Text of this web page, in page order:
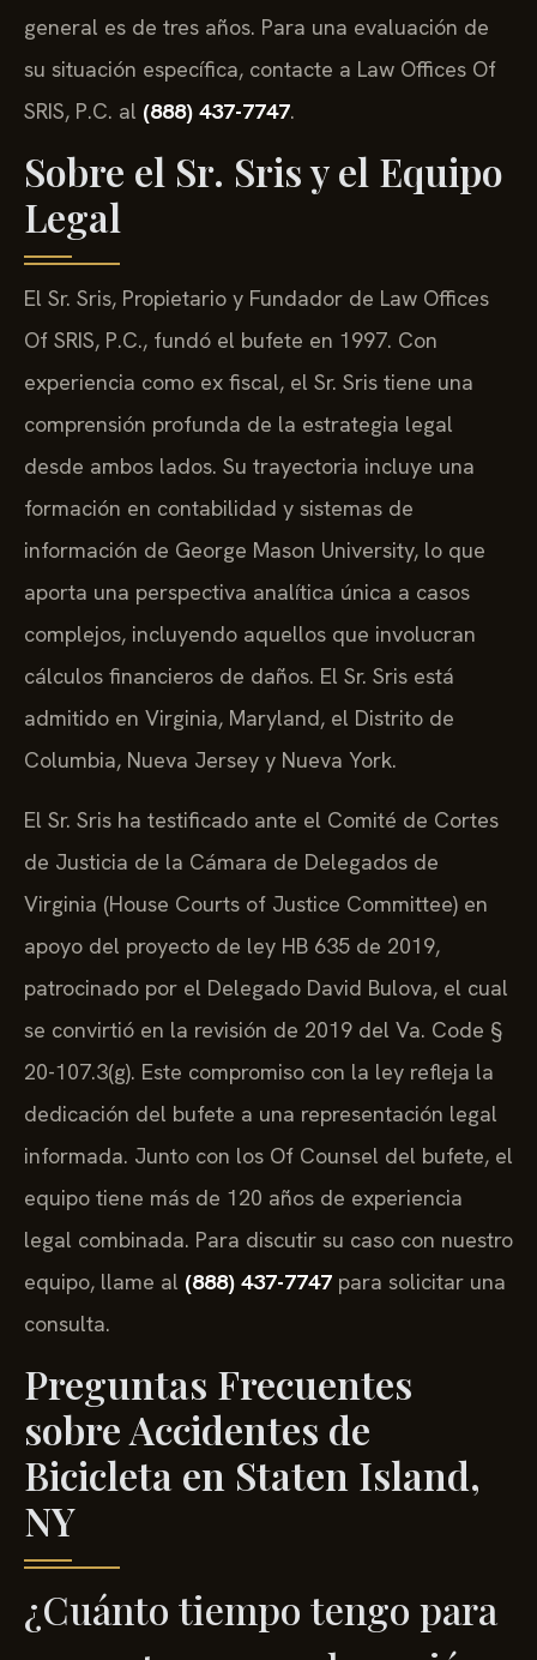
general es de tres años. Para una evaluación de
su situación específica, contacte a Law Offices Of
SRIS, P.C. al (888) 437-7747.
Sobre el Sr. Sris y el Equipo
Legal
El Sr. Sris, Propietario y Fundador de Law Offices
Of SRIS, P.C., fundó el bufete en 1997. Con
experiencia como ex fiscal, el Sr. Sris tiene una
comprensión profunda de la estrategia legal
desde ambos lados. Su trayectoria incluye una
formación en contabilidad y sistemas de
información de George Mason University, lo que
aporta una perspectiva analítica única a casos
complejos, incluyendo aquellos que involucran
cálculos financieros de daños. El Sr. Sris está
admitido en Virginia, Maryland, el Distrito de
Columbia, Nueva Jersey y Nueva York.
El Sr. Sris ha testificado ante el Comité de Cortes
de Justicia de la Cámara de Delegados de
Virginia (House Courts of Justice Committee) en
apoyo del proyecto de ley HB 635 de 2019,
patrocinado por el Delegado David Bulova, el cual
se convirtió en la revisión de 2019 del Va. Code §
20-107.3(g). Este compromiso con la ley refleja la
dedicación del bufete a una representación legal
informada. Junto con los Of Counsel del bufete, el
equipo tiene más de 120 años de experiencia
legal combinada. Para discutir su caso con nuestro
equipo, llame al (888) 437-7747 para solicitar una
consulta.
Preguntas Frecuentes
sobre Accidentes de
Bicicleta en Staten Island,
NY
¿Cuánto tiempo tengo para